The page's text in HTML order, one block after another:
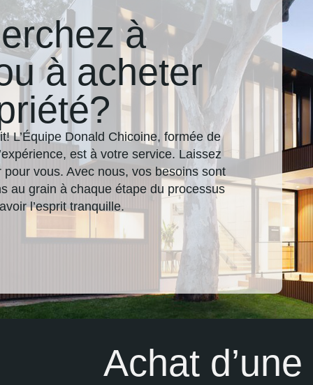
à
à acheter
L’Équipe Donald Chicoine, formée de
est à votre service. Laissez
vous. Avec nous, vos besoins sont
au grain à chaque étape du processus
l’esprit tranquille.
Achat